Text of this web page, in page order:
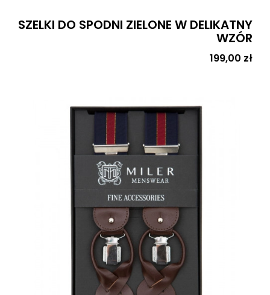
SZELKI DO SPODNI ZIELONE W DELIKATNY
WZÓR
Cena
199,00 zł